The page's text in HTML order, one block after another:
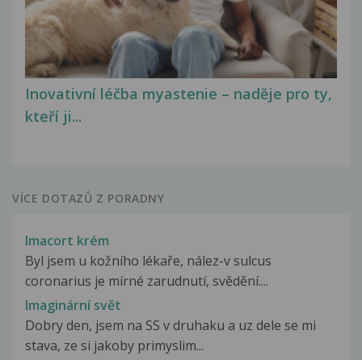
Inovativní léčba myastenie – naděje pro ty,
kteří ji...
VÍCE DOTAZŮ Z PORADNY
Imacort krém
Byl jsem u kožního lékaře, nález-v sulcus
coronarius je mírné zarudnutí, svědění....
Imaginární svět
Dobry den, jsem na SS v druhaku a uz dele se mi
stava, ze si jakoby primyslim...